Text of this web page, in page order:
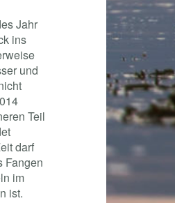
Jahr
ins
und
Teil
darf
Fangen
im
ist.